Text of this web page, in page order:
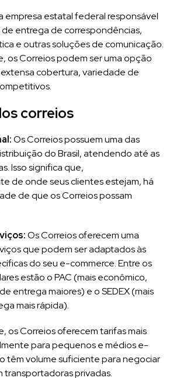
empresa estatal federal responsável
entrega de correspondências,
e outras soluções de comunicação.
os Correios podem ser uma opção
cobertura, variedade de
correios
Os Correios possuem uma das
do Brasil, atendendo até as
Isso significa que,
de onde seus clientes estejam, há
de que os Correios possam
Os Correios oferecem uma
que podem ser adaptados às
do seu e-commerce. Entre os
estão o PAC (mais econômico,
entrega maiores) e o SEDEX (mais
mais rápida).
os Correios oferecem tarifas mais
para pequenos e médios e-
têm volume suficiente para negociar
transportadoras privadas.